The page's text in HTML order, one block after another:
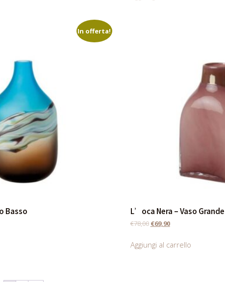
In offerta!
Basso L’oca Nera – Vaso Grande
€78,00 €69,90
Aggiungi al carrello